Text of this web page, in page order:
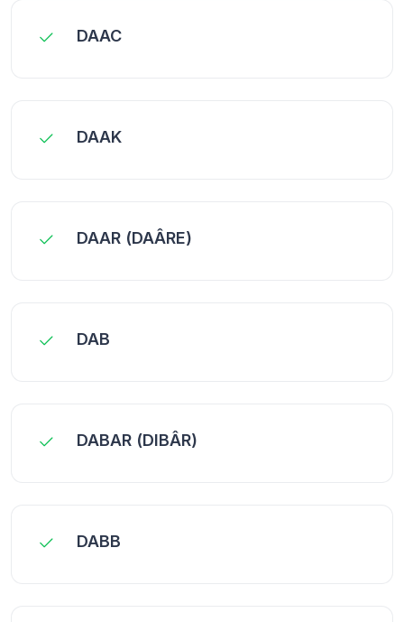
DAAC
DAAK
DAAR (DAÂRE)
DAB
DABAR (DIBÂR)
DABB